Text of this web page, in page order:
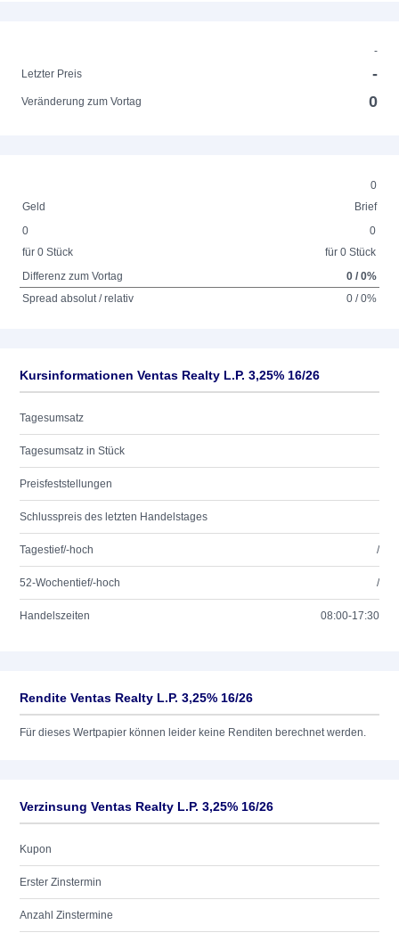
-
Letzter Preis
-
Veränderung zum Vortag 0
0
Geld
Brief
0
für 0 Stück
0
für 0 Stück
Differenz zum Vortag
0 / 0%
Spread absolut / relativ
0 / 0%
Kursinformationen Ventas Realty L.P. 3,25% 16/26
Tagesumsatz
Tagesumsatz in Stück
Preisfeststellungen
Schlusspreis des letzten Handelstages
Tagestief/-hoch /
52-Wochentief/-hoch /
Handelszeiten 08:00-17:30
Rendite Ventas Realty L.P. 3,25% 16/26
Für dieses Wertpapier können leider keine Renditen berechnet werden.
Verzinsung Ventas Realty L.P. 3,25% 16/26
Kupon
Erster Zinstermin
Anzahl Zinstermine